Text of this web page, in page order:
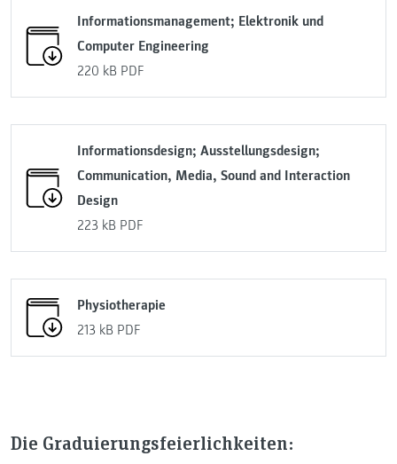
Informationsmanagement; Elektronik und
Computer Engineering
220 kB PDF
Informationsdesign; Ausstellungsdesign;
Communication, Media, Sound and Interaction
Design
223 kB PDF
Physiotherapie
213 kB PDF
Die Graduierungsfeierlichkeiten: